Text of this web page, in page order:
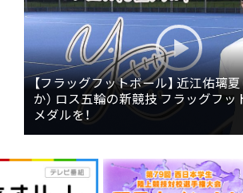
【フラッグフットボール】 近江佑璃
か） ロス五輪の新競技 フラッグフ
メダルを！